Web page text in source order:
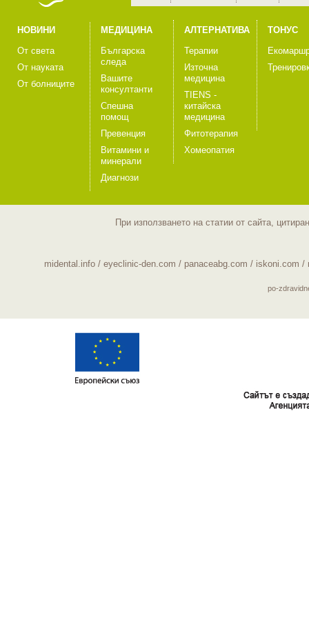
НОВИНИ
От света
От науката
От болниците
МЕДИЦИНА
Българска
следа
Вашите
консултанти
Спешна
помощ
Превенция
Витамини и
минерали
Диагнози
АЛТЕРНАТИВА
Терапии
Източна
медицина
TIENS -
китайска
медицина
Фитотерапия
Хомеопатия
ТОНУС
При използването на статии от сайта,
midental.info/ eyeclinic-den.com / panaceabg.com / iskoni.com /
po-